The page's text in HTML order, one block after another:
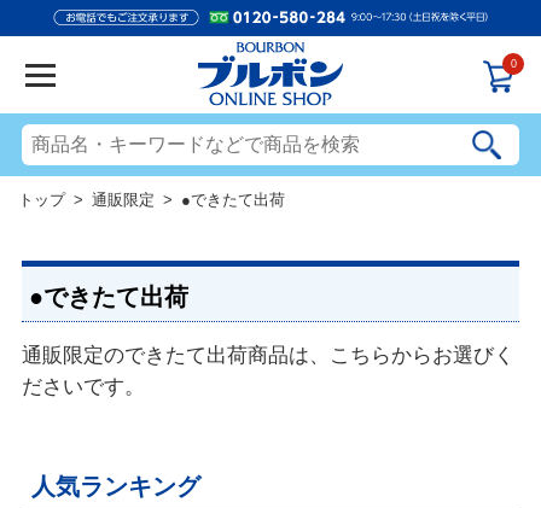
0
トップ> 通販限定 > ●できたて出荷
●できたて出荷
通販限定のできたて出荷商品は、こちらからお選びく
ださいです。
人気ランキング